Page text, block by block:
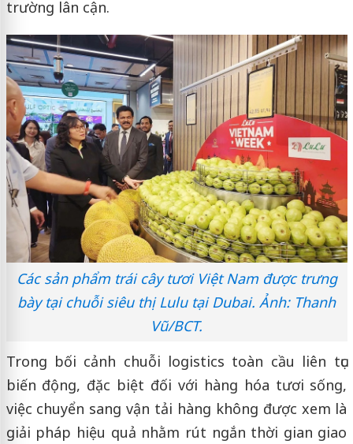
trường lân cận.
Các sản phẩm trái cây tươi Việt Nam được trưng
bày tại chuỗi siêu thị Lulu tại Dubai. Ảnh: Thanh
Vũ/BCT.
Trong bối cảnh chuỗi logistics toàn cầu liên tục
biến động, đặc biệt đối với hàng hóa tươi sống,
việc chuyển sang vận tải hàng không được xem là
giải pháp hiệu quả nhằm rút ngắn thời gian giao